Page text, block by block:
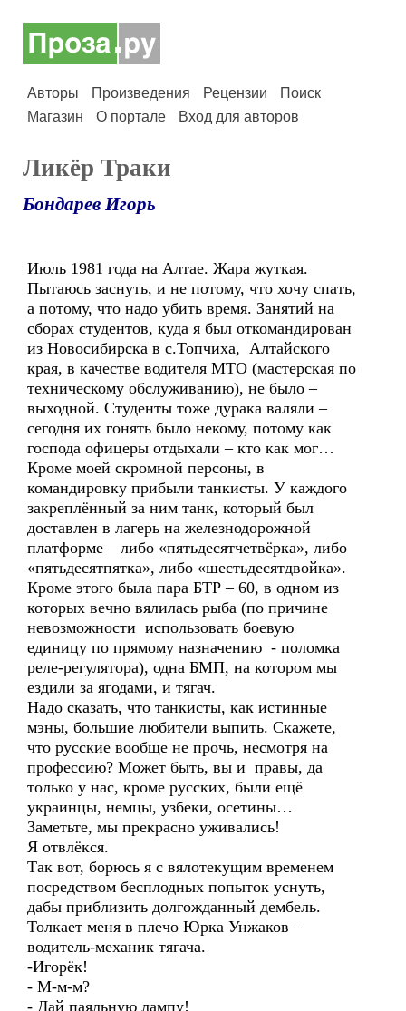
Авторы Произведения Рецензии
Поиск
Магазин
О портале Вход для авторов
Ликёр Траки
Бондарев Игорь
Июль 1981 года на Алтае. Жара жуткая.
Пытаюсь заснуть, и не потому, что хочу спать,
а потому, что надо убить время. Занятий на
сборах студентов, куда я был откомандирован
из Новосибирска в с.Топчиха, Алтайского
края, в качестве водителя МТО (мастерская по
техническому обслуживанию), не было –
выходной. Студенты тоже дурака валяли –
сегодня их гонять было некому, потому как
господа офицеры отдыхали – кто как мог…
Кроме моей скромной персоны, в
командировку прибыли танкисты. У каждого
закреплённый за ним танк, который был
доставлен в лагерь на железнодорожной
платформе – либо «пятьдесятчетвёрка», либо
«пятьдесятпятка», либо «шестьдесятдвойка».
Кроме этого была пара БТР – 60, в одном из
которых вечно вялилась рыба (по причине
невозможности использовать боевую
единицу по прямому назначению - поломка
реле-регулятора), одна БМП, на котором мы
ездили за ягодами, и тягач.
Надо сказать, что танкисты, как истинные
мэны, большие любители выпить. Скажете,
что русские вообще не прочь, несмотря на
профессию? Может быть, вы и правы, да
только у нас, кроме русских, были ещё
украинцы, немцы, узбеки, осетины…
Заметьте, мы прекрасно уживались!
Я отвлёкся.
Так вот, борюсь я с вялотекущим временем
посредством бесплодных попыток уснуть,
дабы приблизить долгожданный дембель.
Толкает меня в плечо Юрка Унжаков –
водитель-механик тягача.
-Игорёк!
- М-м-м?
- Дай паяльную лампу!